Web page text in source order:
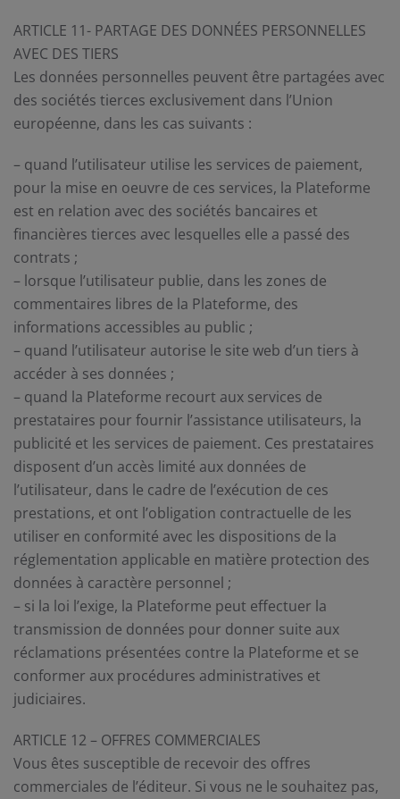
ARTICLE 11- PARTAGE DES DONNÉES PERSONNELLES
AVEC DES TIERS
Les données personnelles peuvent être partagées avec
des sociétés tierces exclusivement dans l’Union
européenne, dans les cas suivants :
– quand l’utilisateur utilise les services de paiement,
pour la mise en oeuvre de ces services, la Plateforme
est en relation avec des sociétés bancaires et
financières tierces avec lesquelles elle a passé des
contrats ;
– lorsque l’utilisateur publie, dans les zones de
commentaires libres de la Plateforme, des
informations accessibles au public ;
– quand l’utilisateur autorise le site web d’un tiers à
accéder à ses données ;
– quand la Plateforme recourt aux services de
prestataires pour fournir l’assistance utilisateurs, la
publicité et les services de paiement. Ces prestataires
disposent d’un accès limité aux données de
l’utilisateur, dans le cadre de l’exécution de ces
prestations, et ont l’obligation contractuelle de les
utiliser en conformité avec les dispositions de la
réglementation applicable en matière protection des
données à caractère personnel ;
– si la loi l’exige, la Plateforme peut effectuer la
transmission de données pour donner suite aux
réclamations présentées contre la Plateforme et se
conformer aux procédures administratives et
judiciaires.
ARTICLE 12 – OFFRES COMMERCIALES
Vous êtes susceptible de recevoir des offres
commerciales de l’éditeur. Si vous ne le souhaitez pas,